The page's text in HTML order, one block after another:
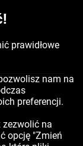
prawidłowe
nam na
preferencji.
zezwolić na
opcję "Zmień